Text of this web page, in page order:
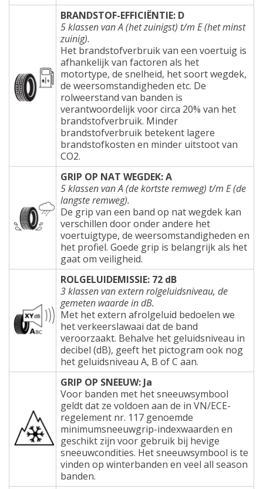
BRANDSTOF-EFFICIËNTIE: D
5 klassen van A (het zuinigst) t/m E (het minst
zuinig).
Het brandstofverbruik van een voertuig is
afhankelijk van factoren als het
motortype, de snelheid, het soort wegdek,
de weersomstandigheden etc. De
rolweerstand van banden is
verantwoordelijk voor circa 20% van het
brandstofverbruik. Minder
brandstofverbruik betekent lagere
brandstofkosten en minder uitstoot van
CO2.
GRIP OP NAT WEGDEK: A
5 klassen van A (de kortste remweg) t/m E (de
langste remweg).
De grip van een band op nat wegdek kan
verschillen door onder andere het
voertuigtype, de weersomstandigheden en
het profiel. Goede grip is belangrijk als het
gaat om veiligheid.
ROLGELUIDEMISSIE: 72 dB
3 klassen van extern rolgeluidsniveau, de
gemeten waarde in dB.
Met het extern afrolgeluid bedoelen we
het verkeerslawaai dat de band
veroorzaakt. Behalve het geluidsniveau in
decibel (dB), geeft het pictogram ook nog
het geluidsniveau A, B of C aan.
GRIP OP SNEEUW: Ja
Voor banden met het sneeuwsymbool
geldt dat ze voldoen aan de in VN/ECE-
regelement nr. 117 genoemde
minimumsneeuwgrip-indexwaarden en
geschikt zijn voor gebruik bij hevige
sneeuwcondities. Het sneeuwsymbool is te
vinden op winterbanden en veel all season
banden.